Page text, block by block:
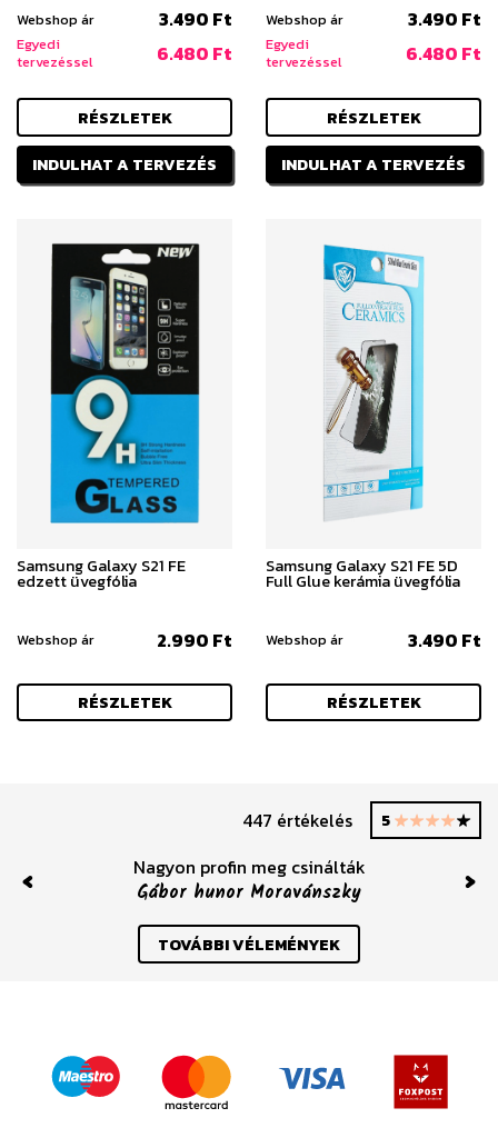
Webshop ár 3.490 Ft
Egyedi
tervezéssel
6.480 Ft
RÉSZLETEK
INDULHAT A TERVEZÉS
Webshop ár 3.490 Ft
Egyedi
tervezéssel
6.480 Ft
RÉSZLETEK
INDULHAT A TERVEZÉS
Samsung Galaxy S21 FE
edzett üvegfólia
Webshop ár 2.990 Ft
RÉSZLETEK
Samsung Galaxy S21 FE 5D
Full Glue kerámia üvegfólia
Webshop ár 3.490 Ft
RÉSZLETEK
447 értékelés 5
Nagyon profin meg csinálták
Gábor hunor Moravánszky
Previous
TOVÁBBI VÉLEMÉNYEK